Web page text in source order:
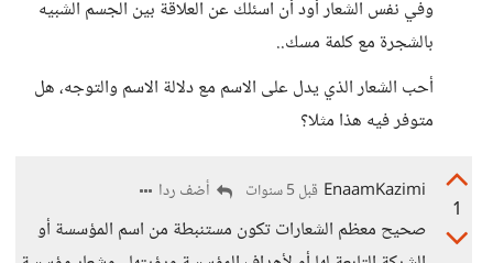
وفي نفس الشعار أود أن اسئلك عن العلاقة بين الجسم الشبيه
بالشجرة مع كلمة مسك..
أحب الشعار الذي يدل على الاسم مع دلالة الاسم والتوجه، هل
متوفر فيه هذا مثلا؟
1
EnaamKazimi قبل 5 سنوات أضف ردا
صحيح معظم الشعارات تكون مستنبطة من اسم المؤسسة أو